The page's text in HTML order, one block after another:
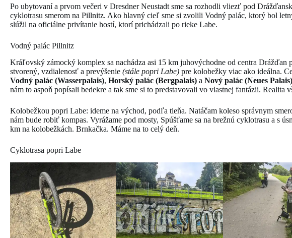
Po ubytovaní a prvom večeri v Dresdner Neustadt sme sa rozhodli vliezť pod
cyklotrasu smerom na Pillnitz. Ako hlavný cieľ sme si zvolili Vodný palác, ktorý bol
slúžil na oficiálne privítanie hostí, ktorí prichádzali po rieke Labe.
Vodný palác Pillnitz
Kráľovský zámocký komplex sa nachádza asi 15 km juhovýchodne od centra
stvorený, vzdialenosť a prevýšenie (stále popri Labe) pre kolobežky viac ako ideálna.
Vodný palác (Wasserpalais), Horský palác (Bergpalais) a Nový palác (Neues Palais)
nám to aspoň popísali bedekre a tak sme si to predstavovali vo vlastnej fantázii. Realita
Kolobežkou popri Labe: ideme na východ, podľa tieňa. Natáčam koleso správnym
nám bude robiť kompas. Vyrážame pod mosty, Spúšťame sa na brežnú cyklotrasu a s
km na kolobežkách. Brnkačka. Máme na to celý deň.
Cyklotrasa popri Labe